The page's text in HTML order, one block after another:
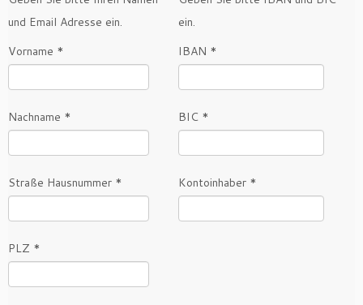
und Email Adresse ein.
Vorname *
Nachname *
Straße Hausnummer *
PLZ *
ein.
IBAN *
BIC *
Kontoinhaber *